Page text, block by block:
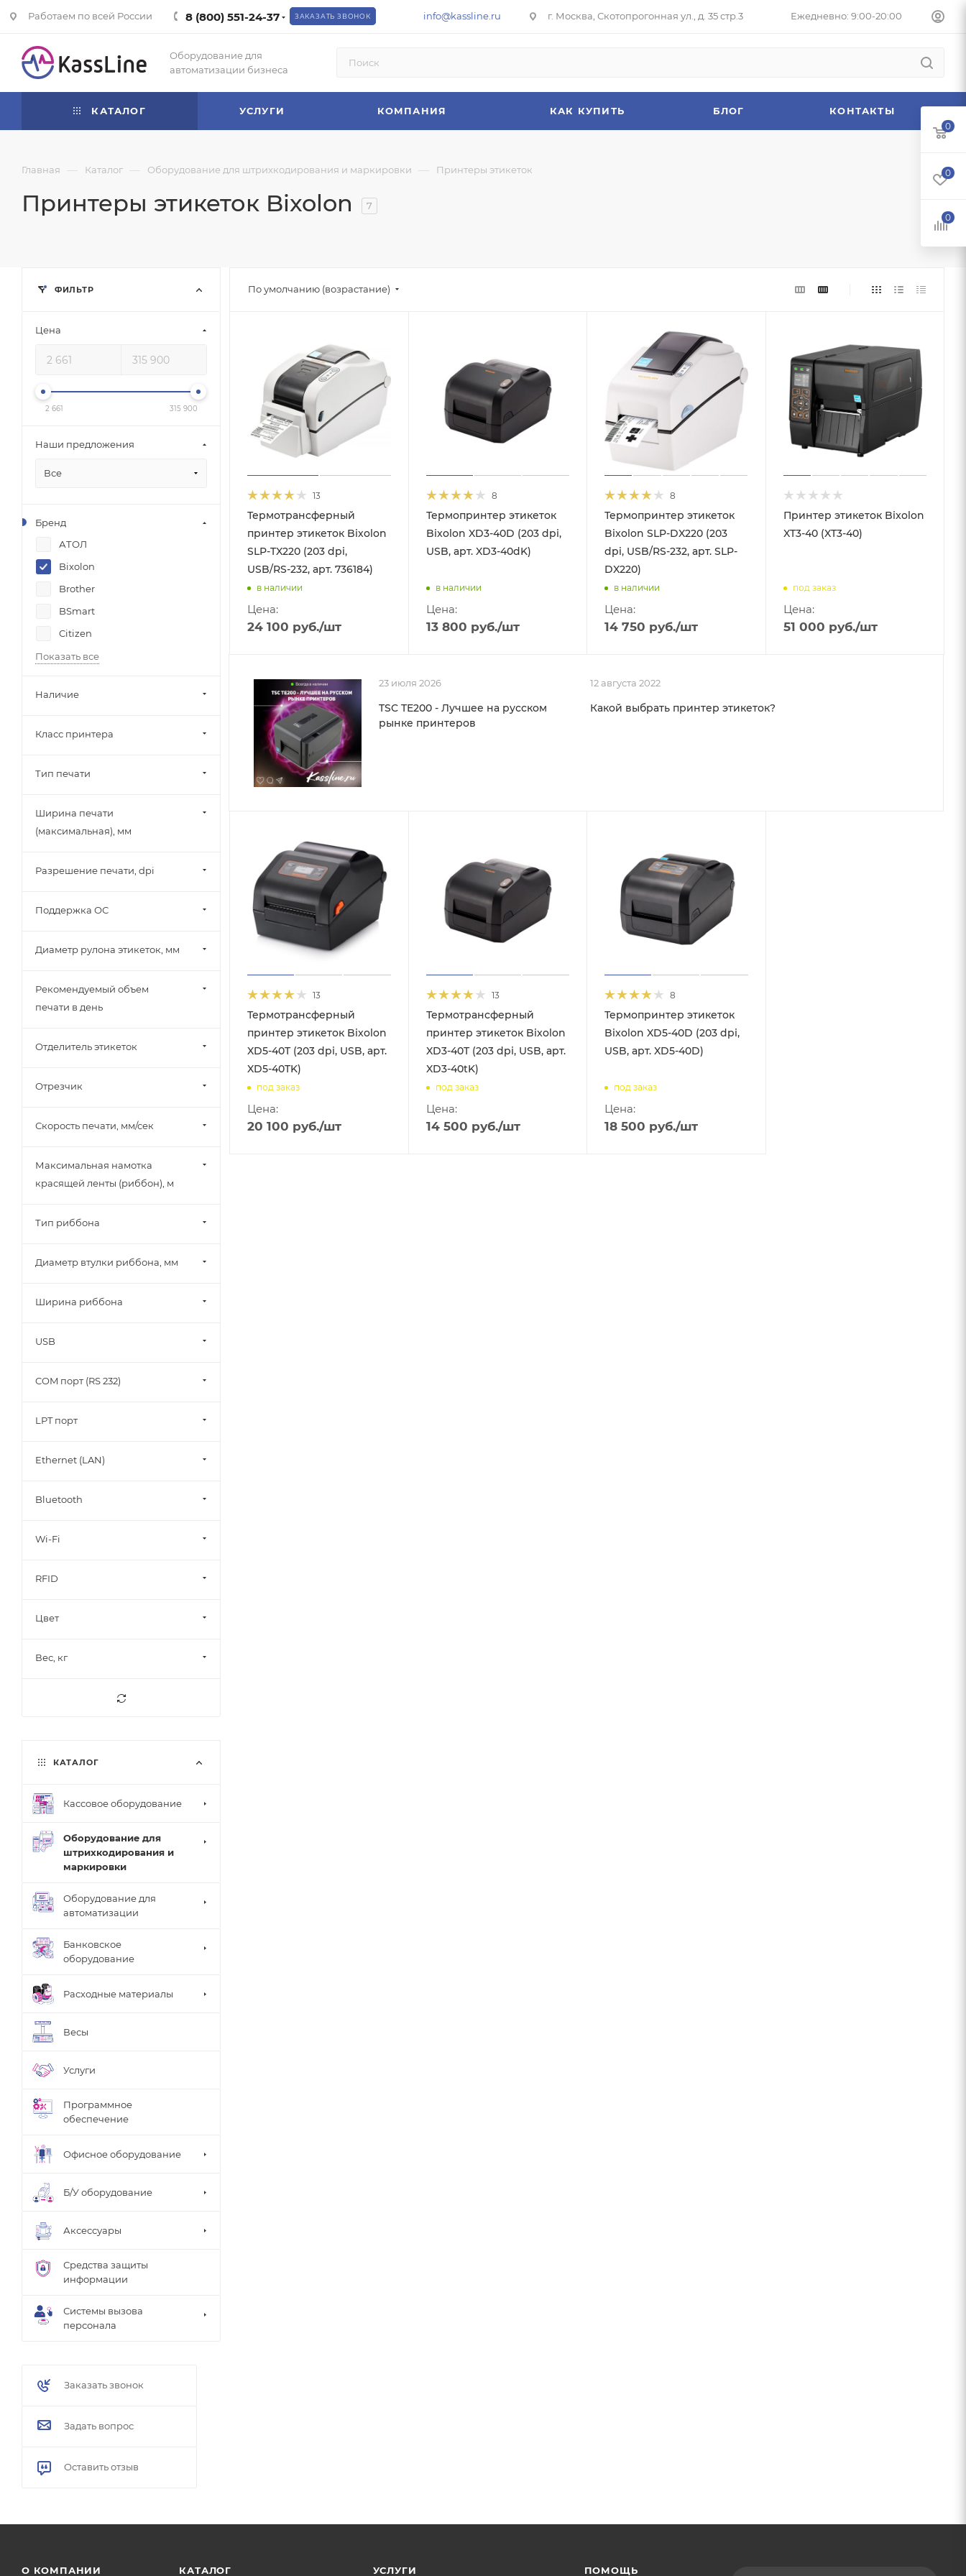
Работаем по всей России 8 (800) 551-24-37 ЗАКАЗАТЬ ЗВОНОК info@kassline.ru г. Москва, Скотопрогонная ул., д. 35 стр.3 Ежедневно: 9:00-20:00
Оборудование для
автоматизации бизнеса
КАТАЛОГ УСЛУГИ КОМПАНИЯ КАК КУПИТЬ БЛОГ КОНТАКТЫ
Главная — Каталог — Оборудование для штрихкодирования и маркировки — Принтеры этикеток
Принтеры этикеток Bixolon 7
По умолчанию (возрастание)
13
Термотрансферный
принтер этикеток Bixolon
SLP-TX220 (203 dpi,
USB/RS-232, арт. 736184)
в наличии
Цена:
24 100 руб./шт
8
Термопринтер этикеток
Bixolon XD3-40D (203 dpi,
USB, арт. XD3-40dK)
в наличии
Цена:
13 800 руб./шт
8
Термопринтер этикеток
Bixolon SLP-DX220 (203
dpi, USB/RS-232, арт. SLP-
DX220)
в наличии
Цена:
14 750 руб./шт
Принтер этикеток Bixolon
XT3-40 (XT3-40)
под заказ
Цена:
51 000 руб./шт
23 июля 2026
TSC TE200 - Лучшее на русском
рынке принтеров
12 августа 2022
Какой выбрать принтер этикеток?
13
Термотрансферный
принтер этикеток Bixolon
XD5-40T (203 dpi, USB, арт.
XD5-40TK)
под заказ
Цена:
20 100 руб./шт
13
Термотрансферный
принтер этикеток Bixolon
XD3-40T (203 dpi, USB, арт.
XD3-40tK)
под заказ
Цена:
14 500 руб./шт
8
Термопринтер этикеток
Bixolon XD5-40D (203 dpi,
USB, арт. XD5-40D)
под заказ
Цена:
18 500 руб./шт
ФИЛЬТР
Цена
2 661 315 900
Наши предложения
Все
Бренд
АТОЛ
Bixolon
Brother
BSmart
Citizen
Показать все
Наличие
Класс принтера
Тип печати
Ширина печати
(максимальная), мм
Разрешение печати, dpi
Поддержка ОС
Диаметр рулона этикеток, мм
Рекомендуемый объем
печати в день
Отделитель этикеток
Отрезчик
Скорость печати, мм/сек
Максимальная намотка
красящей ленты (риббон), м
Тип риббона
Диаметр втулки риббона, мм
Ширина риббона
USB
COM порт (RS 232)
LPT порт
Ethernet (LAN)
Bluetooth
Wi-Fi
RFID
Цвет
Вес, кг
КАТАЛОГ
Кассовое оборудование
Оборудование для
штрихкодирования и
маркировки
Оборудование для
автоматизации
Банковское
оборудование
Расходные материалы
Весы
Услуги
Программное
обеспечение
Офисное оборудование
Б/У оборудование
Аксессуары
Средства защиты
информации
Системы вызова
персонала
Заказать звонок
Задать вопрос
Оставить отзыв
О КОМПАНИИ КАТАЛОГ УСЛУГИ ПОМОЩЬ
0
0
0